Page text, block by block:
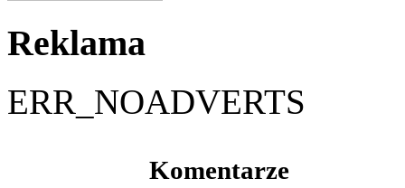
Reklama
ERR_NOADVERTS
Komentarze